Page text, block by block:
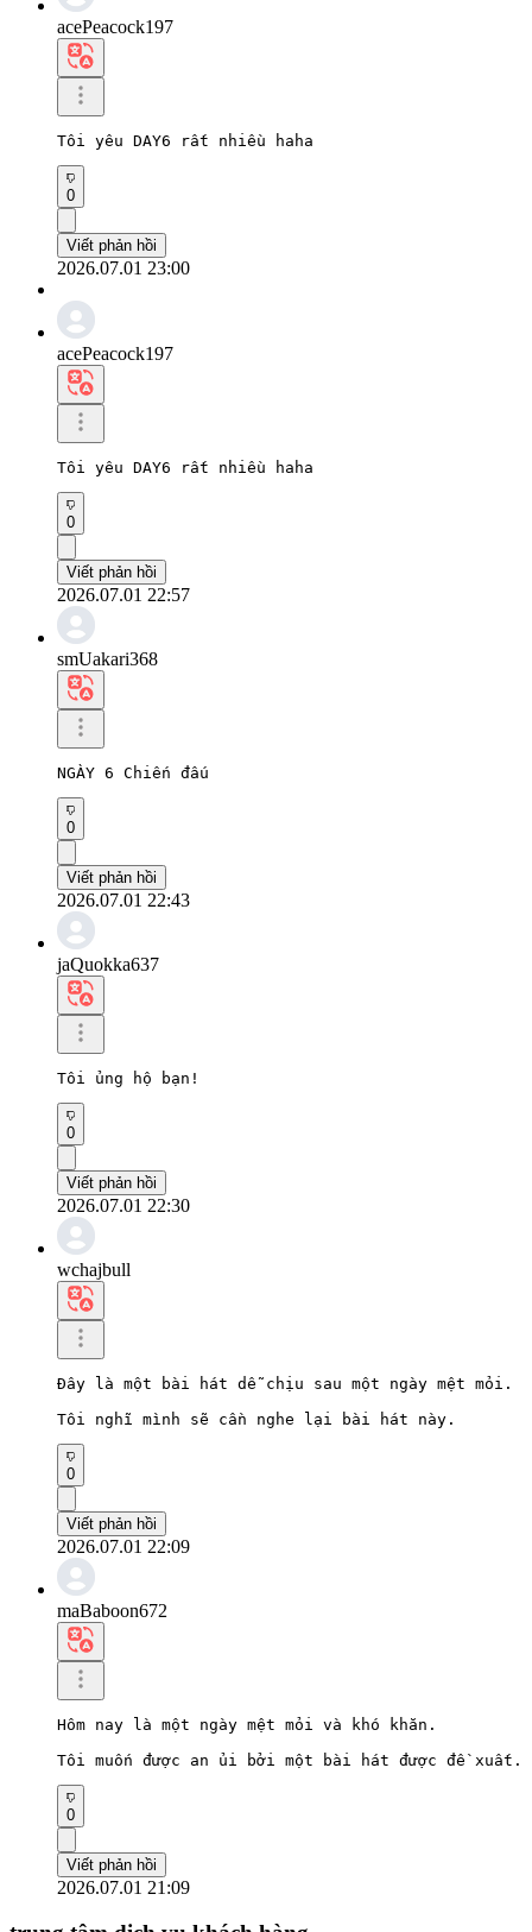
acePeacock197
Tôi yêu DAY6 rất nhiều haha
0
Viết phản hồi
2026.07.01 23:00
acePeacock197
Tôi yêu DAY6 rất nhiều haha
0
Viết phản hồi
2026.07.01 22:57
smUakari368
NGÀY 6 Chiến đấu
0
Viết phản hồi
2026.07.01 22:43
jaQuokka637
Tôi ủng hộ bạn!
0
Viết phản hồi
2026.07.01 22:30
wchajbull
Đây là một bài hát dễ chịu sau một ngày mệt mỏi.
Tôi nghĩ mình sẽ cần nghe lại bài hát này.
0
Viết phản hồi
2026.07.01 22:09
maBaboon672
Hôm nay là một ngày mệt mỏi và khó khăn.
Tôi muốn được an ủi bởi một bài hát được đề xuất.
0
Viết phản hồi
2026.07.01 21:09